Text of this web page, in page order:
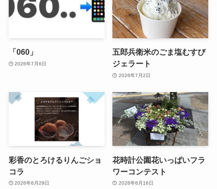
「060」
2026年7月6日
五郎兵衛米のごま塩むすび
ジェラート
2026年7月2日
彩香のとろけるりんごショ
コラ
2026年6月29日
花時計公園花いっぱいフラ
ワーコンテスト
2026年6月16日